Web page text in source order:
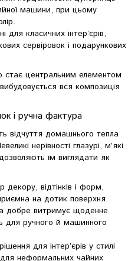
машини, при цьому
для класичних інтер’єрів,
сервіровок і подарункових
стає центральним елементом
вся композиція
і ручна фактура
відчуття домашнього тепла
нерівності глазурі, м’які
їм виглядати як
декору, відтінків і форм,
на дотик поверхня.
добре витримує щоденне
для ручного й машинного
для інтер’єрів у стилі
неформальних чайних